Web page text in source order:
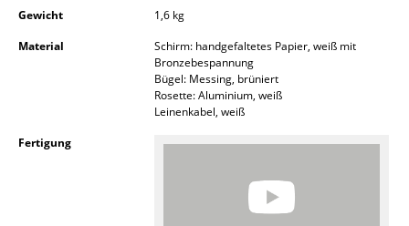
TV Möbel
Beistell- & Rollcontainer
Garderoben
Gewicht
1,6 kg
Material
Schirm: handgefaltetes Papier, weiß mit
Bronzebespannung
Bügel: Messing, brüniert
Rosette: Aluminium, weiß
Leinenkabel, weiß
Fertigung